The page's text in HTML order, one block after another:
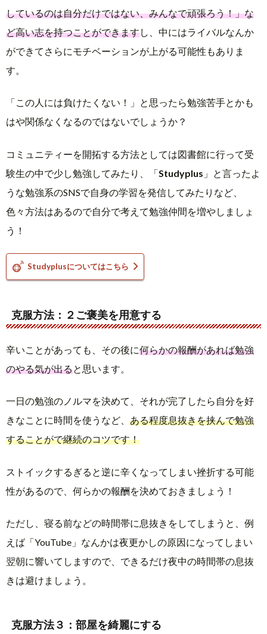
しているのは自分だけではない、みんなで頑張ろう！」な
ど高い志を持つことができますし、中にはライバルなんか
ができてさらにモチベーションが上がる可能性もありま
す。
「この人には負けたくない！」と思ったら勉強苦手とかも
はや関係なくなるのではないでしょうか？
コミュニティーを開拓する方法としては図書館に行って受
験生の中で少し勉強してみたり、「Studyplus 」と言ったよ
うな勉強系のSNSで自身の学習を発信してみたりなど、
色々方法はあるので自分で考えて勉強仲間を増やしましょ
う！
Studyplusについてはこちら
克服方法：２ご褒美を用意する
辛いことがあっても、その後に何らかの報酬があれば勉強
のやる気が出ると思います。
一日の勉強のノルマを決めて、それが完了したら自分を好
きなことに時間を使うなど、 ある程度息抜きを挟んで勉強
することがで継続のコツです！
ストイックするぎると逆に辛くなってしまい挫折する可能
性があるので、何らかの報酬を決めておきましょう！
ただし、寝る前などの時間帯に息抜きをしてしまうと、例
えば「YouTube」なんかは夜更かしの原因になってしまい
翌朝に響いてしますので、できるだけ夜中の時間帯の息抜
きは避けましょう。
克服方法３：部屋を綺麗にする